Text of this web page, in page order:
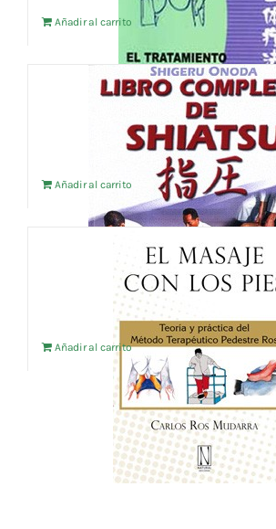
Añadir al carrito
LIBRO COMPLETO DE SHIATSU
Añadir al carrito
EL MASAJE CON LOS PIES
IVA no incluído
Añadir al carrito